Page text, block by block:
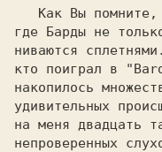
где Барды не
ниваются
кто поиграл в
накопилось
удивительных
на меня двадцать
непроверенных